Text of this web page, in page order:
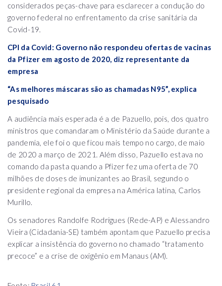
considerados peças-chave para esclarecer a condução do
governo federal no enfrentamento da crise sanitária da
Covid-19.
CPI da Covid: Governo não respondeu ofertas de vacinas
da Pfizer em agosto de 2020, diz representante da
empresa
“As melhores máscaras são as chamadas N95”, explica
pesquisado
A audiência mais esperada é a de Pazuello, pois, dos quatro
ministros que comandaram o Ministério da Saúde durante a
pandemia, ele foi o que ficou mais tempo no cargo, de maio
de 2020 a março de 2021. Além disso, Pazuello estava no
comando da pasta quando a Pfizer fez uma oferta de 70
milhões de doses de imunizantes ao Brasil, segundo o
presidente regional da empresa na América latina, Carlos
Murillo.
Os senadores Randolfe Rodrigues (Rede-AP) e Alessandro
Vieira (Cidadania-SE) também apontam que Pazuello precisa
explicar a insistência do governo no chamado “tratamento
precoce” e a crise de oxigênio em Manaus (AM).